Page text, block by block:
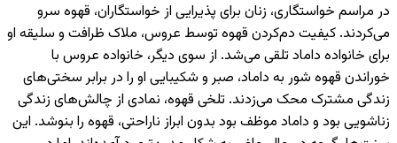
در مراسم خواستگاری، زنان برای پذیرایی از خواستگاران، قهوه سرو
می‌کردند. کیفیت دم‌کردن قهوه توسط عروس، ملاک ظرافت و سلیقه او
برای خانواده داماد تلقی می‌شد. از سوی دیگر، خانواده عروس با
خوراندن قهوه شور به داماد، صبر و شکیبایی او را در برابر سختی‌های
زندگی مشترک محک می‌زدند. تلخی قهوه، نمادی از چالش‌های زندگی
زناشویی بود و داماد موظف بود بدون ابراز ناراحتی، قهوه را بنوشد. این